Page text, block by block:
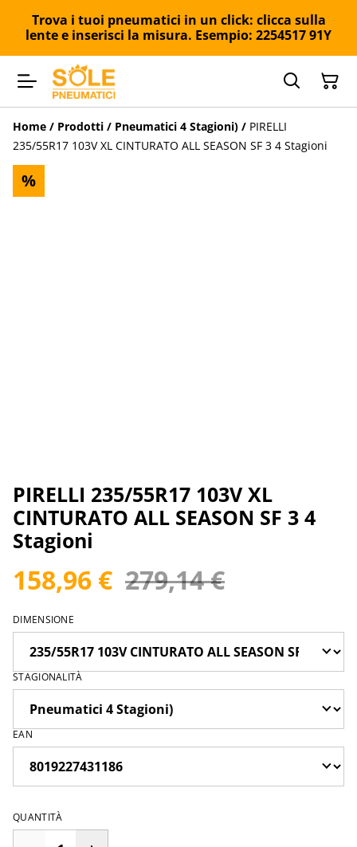
Trova i tuoi pneumatici in un click: clicca sulla
lente e inserisci la misura. Esempio: 2254517 91Y
Home / Prodotti / Pneumatici 4 Stagioni) / PIRELLI
235/55R17 103V XL CINTURATO ALL SEASON SF 3 4 Stagioni
%
PIRELLI 235/55R17 103V XL
CINTURATO ALL SEASON SF 3 4
Stagioni
158,96 € 279,14 €
DIMENSIONE
STAGIONALITÀ
EAN
QUANTITÀ